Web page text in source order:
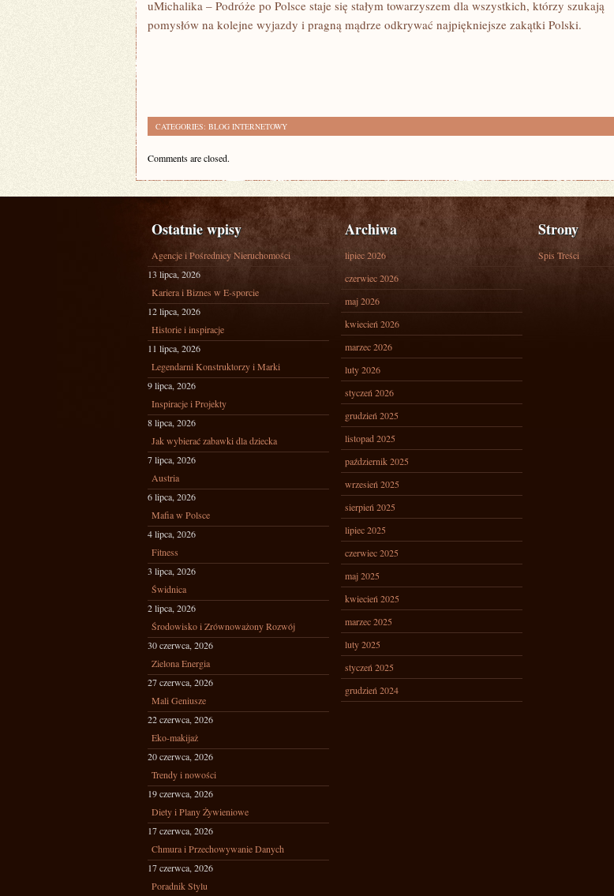
uMichalika – Podróże po Polsce staje się stałym towarzyszem dla wszystkich, którzy szukają
pomysłów na kolejne wyjazdy i pragną mądrze odkrywać najpiękniejsze zakątki Polski.
CATEGORIES: BLOG INTERNETOWY
Comments are closed.
Ostatnie wpisy
Agencje i Pośrednicy Nieruchomości
13 lipca, 2026
Kariera i Biznes w E-sporcie
12 lipca, 2026
Historie i inspiracje
11 lipca, 2026
Legendarni Konstruktorzy i Marki
9 lipca, 2026
Inspiracje i Projekty
8 lipca, 2026
Jak wybierać zabawki dla dziecka
7 lipca, 2026
Austria
6 lipca, 2026
Mafia w Polsce
4 lipca, 2026
Fitness
3 lipca, 2026
Świdnica
2 lipca, 2026
Środowisko i Zrównoważony Rozwój
30 czerwca, 2026
Zielona Energia
27 czerwca, 2026
Mali Geniusze
22 czerwca, 2026
Eko-makijaż
20 czerwca, 2026
Trendy i nowości
19 czerwca, 2026
Diety i Plany Żywieniowe
17 czerwca, 2026
Chmura i Przechowywanie Danych
17 czerwca, 2026
Poradnik Stylu
Archiwa
lipiec 2026
czerwiec 2026
maj 2026
kwiecień 2026
marzec 2026
luty 2026
styczeń 2026
grudzień 2025
listopad 2025
październik 2025
wrzesień 2025
sierpień 2025
lipiec 2025
czerwiec 2025
maj 2025
kwiecień 2025
marzec 2025
luty 2025
styczeń 2025
grudzień 2024
Strony
Spis Treści